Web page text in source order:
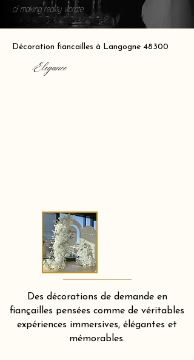
of making reality vibrate.
Décoration fiancailles à Langogne 48300
Elegance
Des décorations de demande en
fiançailles pensées comme de véritables
expériences immersives, élégantes et
mémorables.